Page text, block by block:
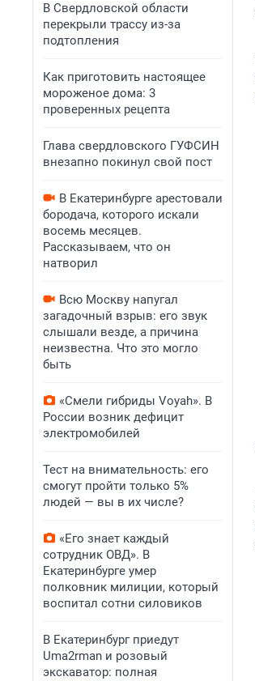
В Свердловской области
перекрыли трассу из-за
подтопления
Как приготовить настоящее
мороженое дома: 3
проверенных рецепта
Глава свердловского ГУФСИН
внезапно покинул свой пост
В Екатеринбурге арестовали
бородача, которого искали
восемь месяцев.
Рассказываем, что он
натворил
Всю Москву напугал
загадочный взрыв: его звук
слышали везде, а причина
неизвестна. Что это могло
быть
«Смели гибриды Voyah». В
России возник дефицит
электромобилей
Тест на внимательность: его
смогут пройти только 5%
людей — вы в их числе?
«Его знает каждый
сотрудник ОВД». В
Екатеринбурге умер
полковник милиции, который
воспитал сотни силовиков
В Екатеринбург приедут
Uma2rman и розовый
экскаватор: полная